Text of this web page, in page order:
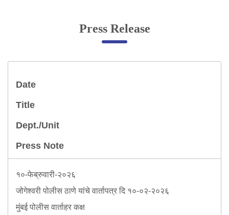
Online Complaint
Servant Information
Police Clearance Services
Accident Compensation
GRAS Payment
Useful websites
Licensing Unit
Press Release
Date
Title
Dept./Unit
Press Note
१०-फेब्रुवारी-२०२६
जोगेश्वरी पोलीस ठाणे यांचे वार्तापत्र दि १०-०२-२०२६
मुंबई पोलीस वार्ताहर कक्ष